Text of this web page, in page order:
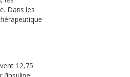
Dans les
12,75